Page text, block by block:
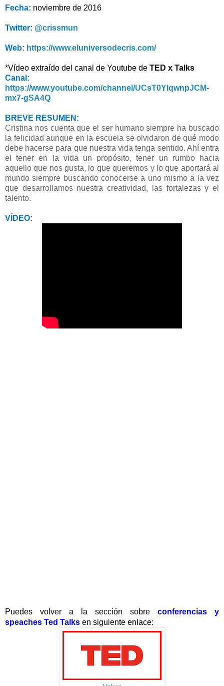
Fecha: noviembre de 2016
Twitter: @crissmun
Web: https://www.eluniversodecris.com/
*Vídeo extraído del canal de Youtube de TED x Talks
Canal:
https://www.youtube.com/channel/UCsT0YIqwnpJCM-
mx7-gSA4Q
BREVE RESUMEN:
Cristina nos cuenta que el ser humano siempre ha buscado
la felicidad aunque en la escuela se olvidaron de qué modo
debe hacerse para que nuestra vida tenga sentido. Ahí entra
el tener en la vida un propósito, tener un rumbo hacia
aquello que nos gusta, lo que queremos y lo que aportará al
mundo siempre buscando conocerse a uno mismo a la vez
que desarrollamos nuestra creatividad, las fortalezas y el
talento.
VÍDEO:
Puedes volver a la sección sobre conferencias y
speaches Ted Talks en siguiente enlace: